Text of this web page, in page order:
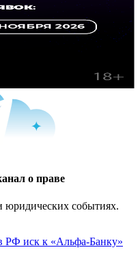
о праве
юридических событиях.
РФ иск к «Альфа-Банку»